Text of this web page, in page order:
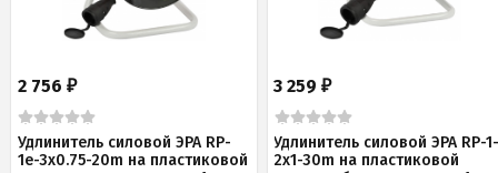
2 756 ₽
Удлинитель силовой ЭРА RP-
1e-3х0.75-20m на пластиковой
3 259₽
Удлинитель силовой ЭРА RP-
2x1-30m на пластиковой